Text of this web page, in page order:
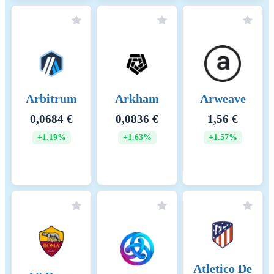
face slashing if they act
maliciously and incur
system aims to increase
security by aligning
incentives while making the
crypto-asset's fee structure
more predictable and
network activity. XinFin
incentivizes both validators
staking and fee distribution
mechanisms. Incentive
Mechanisms: 1. Staking
Rewards: Validator Rewards:
Validators earn XDC token
rewards for validating
transactions and maintaining
Arbitrum
0,0684 €
+1.19%
Arkham
0,0836 €
+1.63%
Arweave
1,56 €
+1.57%
Atletico De